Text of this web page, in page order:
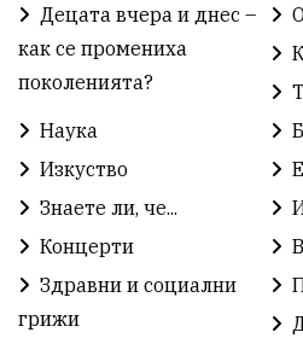
Градски транспорт Нов
Безплатни прегледи
Зелена Енергия
Книги Ветрогенератори
Ден на народните будители
Детски градини
Децата вчера и днес –
как се промениха
поколенията?
Наука
Изкуство
Знаете ли, че...
Концерти
Здравни и социални
грижи